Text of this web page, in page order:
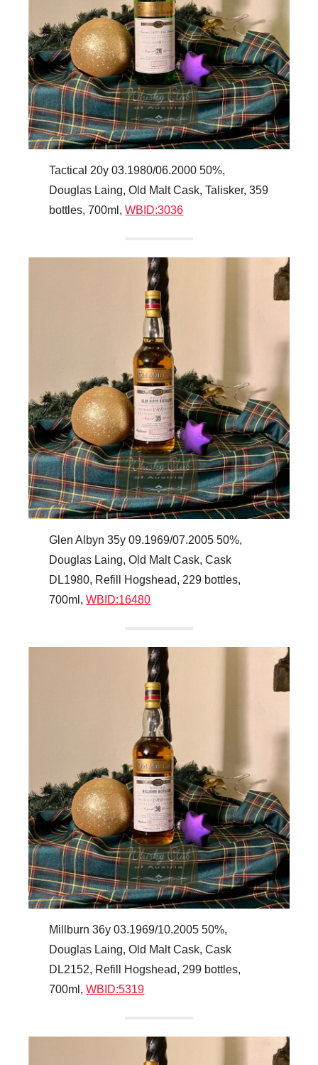
Tactical 20y 03.1980/06.2000 50%,
Douglas Laing, Old Malt Cask, Talisker, 359
bottles, 700ml,WBID:3036
Glen Albyn 35y 09.1969/07.2005 50%,
Douglas Laing, Old Malt Cask, Cask
DL1980, Refill Hogshead, 229 bottles,
700ml,WBID:16480
Millburn 36y 03.1969/10.2005 50%,
Douglas Laing, Old Malt Cask, Cask
DL2152, Refill Hogshead, 299 bottles,
700ml,WBID:5319